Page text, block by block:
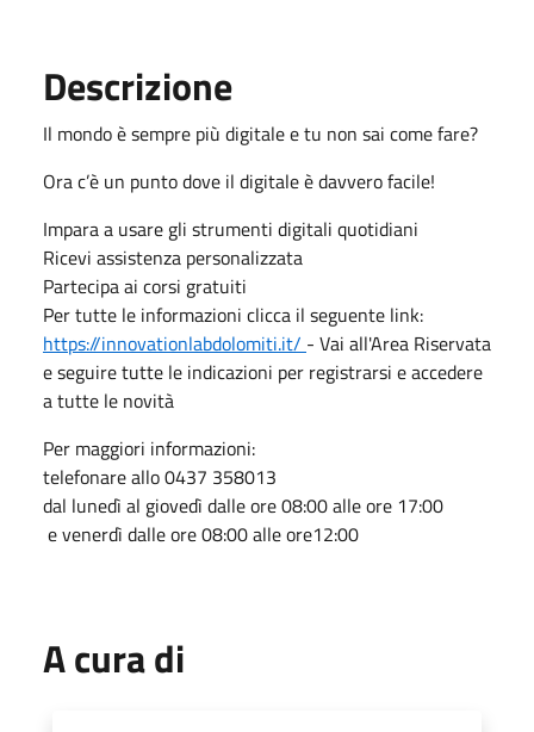
Descrizione
Il mondo è sempre più digitale e tu non sai come fare?
Ora c’è un punto dove il digitale è davvero facile!
Impara a usare gli strumenti digitali quotidiani
Ricevi assistenza personalizzata
Partecipa ai corsi gratuiti
Per tutte le informazioni clicca il seguente link:
https://innovationlabdolomiti.it/ - Vai all'Area Riservata
e seguire tutte le indicazioni per registrarsi e accedere
a tutte le novità
Per maggiori informazioni:
telefonare allo 0437 358013
dal lunedì al giovedì dalle ore 08:00 alle ore 17:00
e venerdì dalle ore 08:00 alle ore12:00
A cura di